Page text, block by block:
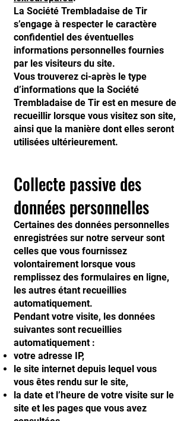
La Société Trembladaise de Tir
s’engage à respecter le caractère
confidentiel des éventuelles
informations personnelles fournies
par les visiteurs du site.
Vous trouverez ci-après le type
d’informations que la Société
Trembladaise de Tir est en mesure de
recueillir lorsque vous visitez son site,
ainsi que la manière dont elles seront
utilisées ultérieurement.
Collecte passive des
données personnelles
Certaines des données personnelles
enregistrées sur notre serveur sont
celles que vous fournissez
volontairement lorsque vous
remplissez des formulaires en ligne,
les autres étant recueillies
automatiquement.
Pendant votre visite, les données
suivantes sont recueillies
automatiquement :
votre adresse IP,
le site internet depuis lequel vous
vous êtes rendu sur le site,
la date et l’heure de votre visite sur le
site et les pages que vous avez